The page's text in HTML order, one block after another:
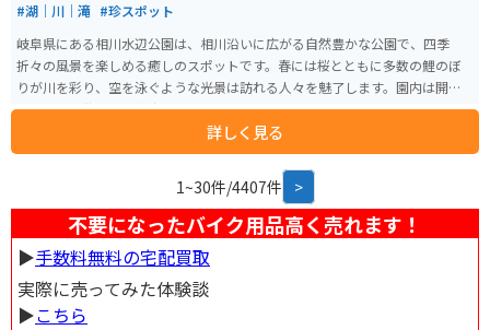
#湖｜川｜滝 #珍スポット
岐阜県にある相川水辺公園は、相川沿いに広がる自然豊かな公園で、四季
折々の風景を楽しめる癒しのスポットです。春には桜とともに多数の鯉のぼ
りが川を彩り、空を泳ぐような光景は訪れる人々を魅了します。園内は開放
感があり、散策路や芝生スペースが整備されているため、のんびりと過ごし
たりピクニックを楽しむのにも最適です。比較的人も落ち着いており、ゆっ
たりとした時間が流れるのも魅力の一つ。 周辺道路は走りやすく、バイクで
のアクセスも良好で、ツーリングの休憩スポットとしても利用しやすい環境
です。自然と季節の彩りを感じながら、気軽にリフレッシュできる穴場的な
スポットです。
詳しく見る
1~30件/4407件 >
不要になったバイク用品高く売れます！
▶︎手数料無料の宅配買取
実際に売ってみた体験談
▶︎こちら